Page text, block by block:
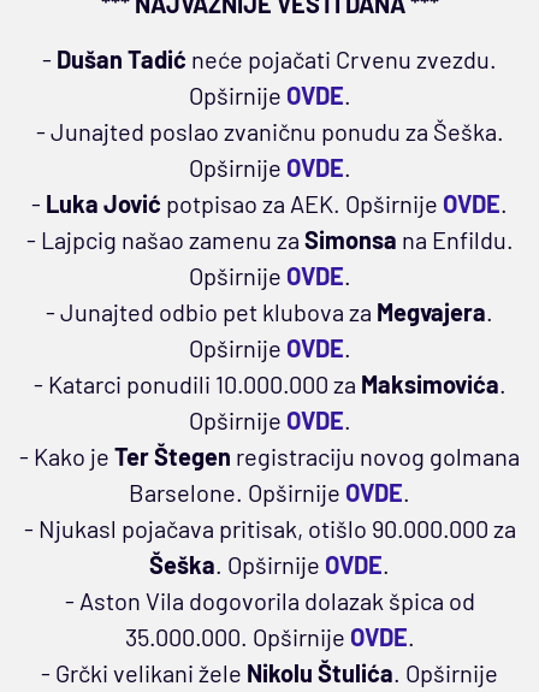
- Dušan Tadić neće pojačati Crvenu zvezdu.
Opširnije OVDE.
- Junajted poslao zvaničnu ponudu za Šeška.
Opširnije OVDE.
- Luka Jović potpisao za AEK. Opširnije OVDE.
- Lajpcig našao zamenu za Simonsa na Enfildu.
Opširnije OVDE.
- Junajted odbio pet klubova za Megvajera.
Opširnije OVDE.
- Katarci ponudili 10.000.000 za Maksimovića.
Opširnije OVDE.
- Kako je Ter Štegen registraciju novog golmana
Barselone. Opširnije OVDE.
- Njukasl pojačava pritisak, otišlo 90.000.000 za
Šeška. Opširnije OVDE.
- Aston Vila dogovorila dolazak špica od
35.000.000. Opširnije OVDE.
- Grčki velikani žele Nikolu Štulića. Opširnije